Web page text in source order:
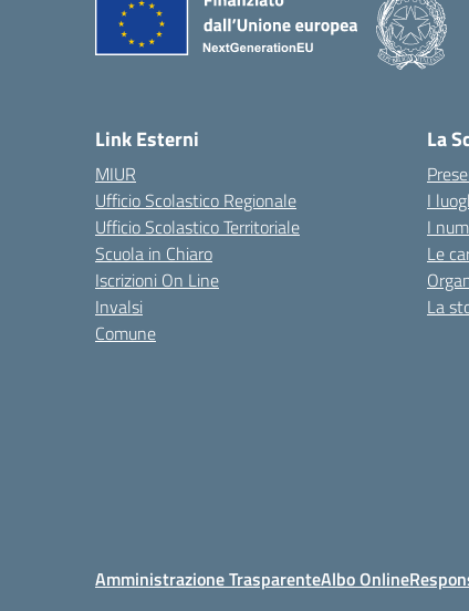
Link Esterni
MIUR
Ufficio Scolastico Regionale
Ufficio Scolastico Territoriale
Scuola in Chiaro
Iscrizioni On Line
Invalsi
Comune
La
I
I
Le
La
Amministrazione TrasparenteAlbo Online